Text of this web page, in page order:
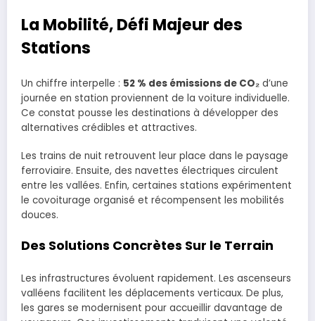
La Mobilité, Défi Majeur des
Stations
Un chiffre interpelle : 52 % des émissions de CO₂ d’une
journée en station proviennent de la voiture individuelle.
Ce constat pousse les destinations à développer des
alternatives crédibles et attractives.
Les trains de nuit retrouvent leur place dans le paysage
ferroviaire. Ensuite, des navettes électriques circulent
entre les vallées. Enfin, certaines stations expérimentent
le covoiturage organisé et récompensent les mobilités
douces.
Des Solutions Concrètes Sur le Terrain
Les infrastructures évoluent rapidement. Les ascenseurs
valléens facilitent les déplacements verticaux. De plus,
les gares se modernisent pour accueillir davantage de